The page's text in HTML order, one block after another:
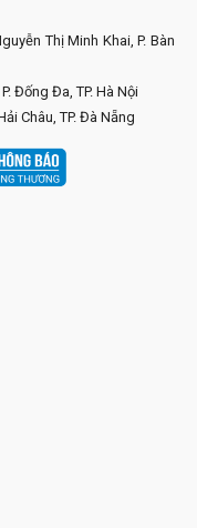
Thị Minh Khai, P. Bàn
Đống Đa, TP. Hà Nội
Châu, TP. Đà Nẵng